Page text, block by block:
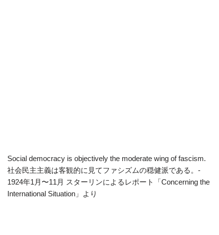
Social democracy is objectively the moderate wing of fascism.
社会民主主義は客観的に見てファシズムの穏健派である。-
1924年1月〜11月 スターリンによるレポート「Concerning the
International Situation」より